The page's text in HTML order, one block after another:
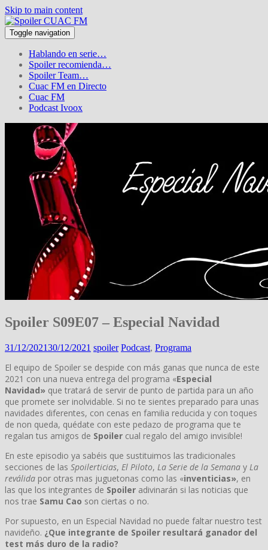
Skip to main content
Toggle navigation
Hablando en serie…
Spoiler recomienda…
Spoiler Team…
Cuac FM en Directo
Cuac FM
Podcast Ivoox
Spoiler S09E07 – Especial Navidad
31/12/202130/12/2021 spoiler Podcast, Programa
El equipo de Spoiler se despide con más ganas que nunca de este
2021 con una nueva entrega del programa «Especial
Navidad» que tratará de servir de punto de partida para un año
que promete ser inolvidable. Si no te sientes preparado para unas
navidades diferentes, con cenas en familia reducida y con toques
de non queda, quédate con este pedazo de programa que te
regalan tus amigos de Spoiler cual regalo del amigo invisible!
En este episodio ya sabéis que sustituimos las tradicionales
secciones de las Spoilerticias, El Piloto, La Serie de la Semana y La
reválida por otras mas juguetonas como las «inventicias», en
las que los integrantes de Spoiler adivinarán si las noticias que
nos trae Samu Cao son ciertas o no.
Por supuesto, en un Especial Navidad no puede faltar nuestro test
navideño. ¿Que integrante de Spoiler resultará ganador del
test más duro de la radio?